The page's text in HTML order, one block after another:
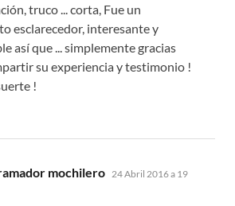
truco ... corta, Fue un
esclarecedor, interesante y
así que ... simplemente gracias
su experiencia y testimonio !
!
mochilero dice:
24 Abril 2016 a 19